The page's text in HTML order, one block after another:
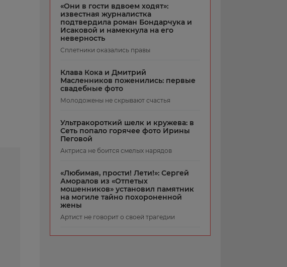
«Они в гости вдвоем ходят»:
известная журналистка
подтвердила роман Бондарчука и
Исаковой и намекнула на его
неверность
Сплетники оказались правы
Клава Кока и Дмитрий
Масленников поженились: первые
свадебные фото
Молодожены не скрывают счастья
Ультракороткий шелк и кружева: в
Сеть попало горячее фото Ирины
Пеговой
Актриса не боится смелых нарядов
«Любимая, прости! Лети!»: Сергей
Аморалов из «Отпетых
мошенников» установил памятник
на могиле тайно похороненной
жены
Артист не говорит о своей трагедии